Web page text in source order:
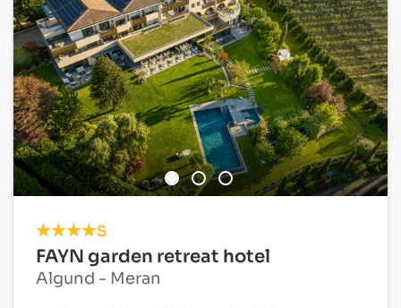
S
FAYN garden retreat hotel
Algund - Meran